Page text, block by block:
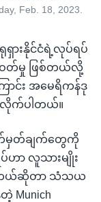
Feb. 18, 2023.
ားနိုင်ငံရဲ့လုပ်ရပ်
ဝတ်မှု ဖြစ်တယ်လို့
င်း အမေရိကန်ဒု
လိုက်ပါတယ်။
မှတ်ချက်တွေကို
ဟာ လူသားမျိုး
တယ်ဆိုတာ သံသယ
Munich